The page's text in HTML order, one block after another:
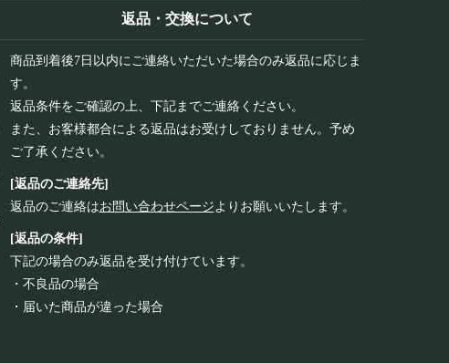
返品・交換について
商品到着後7日以内にご連絡いただいた場合のみ返品に応じま
す。
返品条件をご確認の上、下記までご連絡ください。
また、お客様都合による返品はお受けしておりません。予め
ご了承ください。
[返品のご連絡先]
返品のご連絡はお問い合わせページよりお願いいたします。
[返品の条件]
下記の場合のみ返品を受け付けています。
・不良品の場合
・届いた商品が違った場合